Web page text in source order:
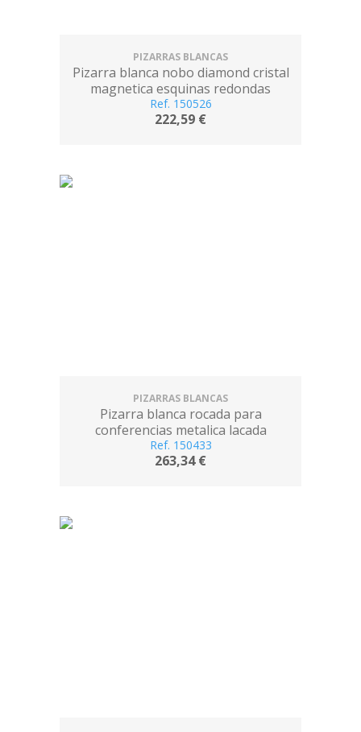
PIZARRAS BLANCAS
Pizarra blanca nobo diamond cristal
magnetica esquinas redondas
993x559 mm
Ref. 150526
222,59 €
PIZARRAS BLANCAS
Pizarra blanca rocada para
conferencias metalica lacada
magnetica con ruedas 68x104 cm
incluye 2 brazos laterales
Ref. 150433
263,34 €